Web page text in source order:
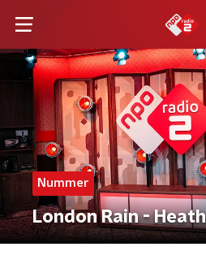
Nummer
London Rain -